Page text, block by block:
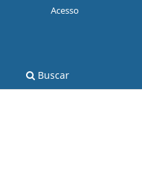
Buscar
Acesso